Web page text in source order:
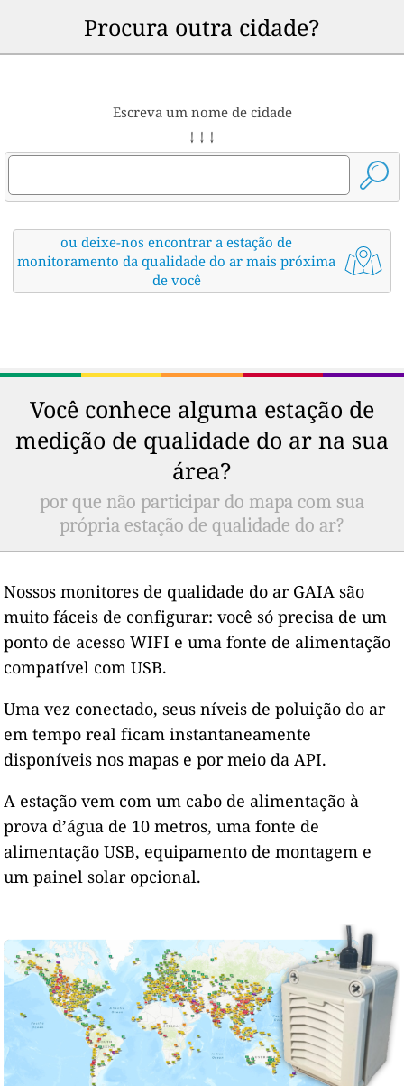
Procura outra cidade?
Escreva um nome de cidade
↓ ↓ ↓
ou deixe-nos encontrar a estação de
monitoramento da qualidade do ar mais próxima
de você
Você conhece alguma estação de
medição de qualidade do ar na sua
área?
por que não participar do mapa com sua
própria estação de qualidade do ar?
Nossos monitores de qualidade do ar GAIA são
muito fáceis de configurar: você só precisa de um
ponto de acesso WIFI e uma fonte de alimentação
compatível com USB.
Uma vez conectado, seus níveis de poluição do ar
em tempo real ficam instantaneamente
disponíveis nos mapas e por meio da API.
A estação vem com um cabo de alimentação à
prova d’água de 10 metros, uma fonte de
alimentação USB, equipamento de montagem e
um painel solar opcional.